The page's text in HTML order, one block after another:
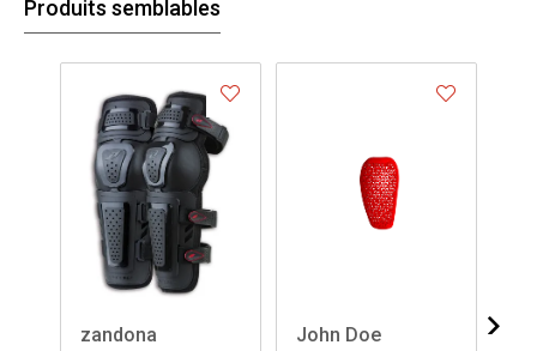
Produits semblables
zandona
John Doe